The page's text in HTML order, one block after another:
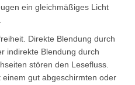
ein gleichmäßiges Licht
Direkte Blendung durch
indirekte Blendung durch
stören den Lesefluss.
gut abgeschirmten oder